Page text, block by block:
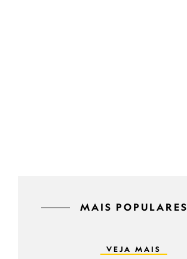
MAIS POPULARES
VEJA MAIS